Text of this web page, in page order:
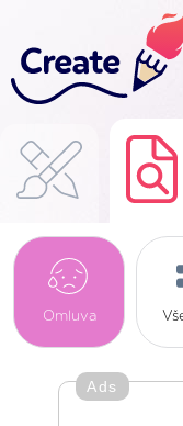
Omluva
Ads